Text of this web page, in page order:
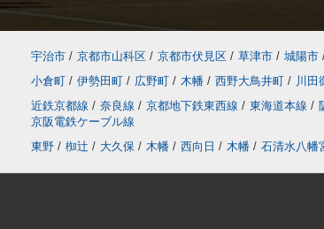
宇治市 / 京都市山科区 / 京都市伏見区 / 草津市 / 城陽市
小倉町 / 伊勢田町 / 広野町 / 木幡 / 西野大鳥井町 / 川田
近鉄京都線 / 奈良線 / 京都地下鉄東西線 / 東海道本線 /
京阪電鉄ケーブル線
東野 / 椥辻 / 大久保 / 木幡 / 西向日 / 木幡 / 石清水八幡